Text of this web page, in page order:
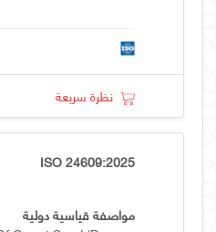
نظرة سريعة
ISO 24609:2025
مواصفة قياسية دولية